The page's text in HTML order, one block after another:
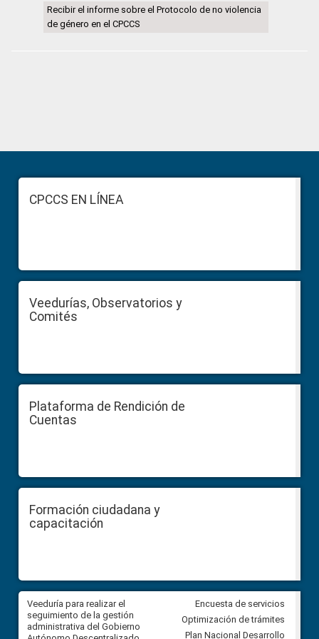
Recibir el informe sobre el Protocolo de no violencia
de género en el CPCCS
Sidebar
FooterCPCCS EN LÍNEA
Veedurías, Observatorios y
Comités
Plataforma de Rendición de
Cuentas
Formación ciudadana y
capacitación
Veeduría para realizar el
seguimiento de la gestión
administrativa del Gobierno
Veeduría para vigilar los
derivados de la Audiencia
Encuesta de servicios
Optimización de trámites
Plan Nacional Desarrollo